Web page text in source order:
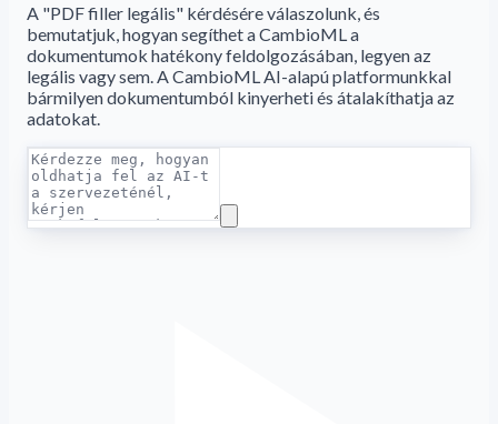
A "PDF filler legális" kérdésére válaszolunk, és
bemutatjuk, hogyan segíthet a CambioML a
dokumentumok hatékony feldolgozásában, legyen az
legális vagy sem. A CambioML AI-alapú platformunkkal
bármilyen dokumentumból kinyerheti és átalakíthatja az
adatokat.